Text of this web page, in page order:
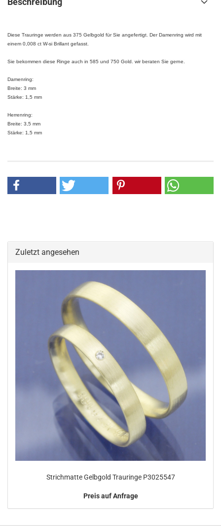
Diese Trauringe werden aus 375 Gelbgold für Sie angefertigt. Der Damenring wird mit
einem 0,008 ct W-si Brillant gefasst.
Sie bekommen diese Ringe auch in 585 und 750 Gold. wir beraten Sie gerne.
Damenring:
Breite: 3 mm
Stärke: 1,5 mm
Herrenring:
​Breite: 3,5 mm
Stärke: 1,5 mm
Zuletzt angesehen
Strichmatte Gelbgold Trauringe P3025547
Preis auf Anfrage